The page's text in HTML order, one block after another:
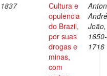
1837
Cultura e
opulencia
do Brazil,
por suas
drogas e
minas,
com
André
João,
1650-
1716